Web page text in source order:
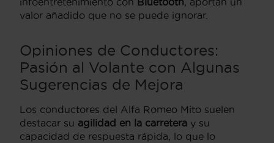
valor añadido que no se puede ignorar.
Opiniones de Conductores:
Pasión al Volante con Algunas
Sugerencias de Mejora
Los conductores del Alfa Romeo Mito suelen
destacar su agilidad en la carretera y su
capacidad de respuesta rápida, lo que lo